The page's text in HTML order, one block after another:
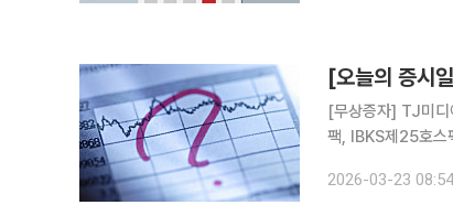
[오늘의 증시
[무상증자] TJ미
팩, IBKS제25호스
오로스테크놀로지,
2026-03-23 08:54